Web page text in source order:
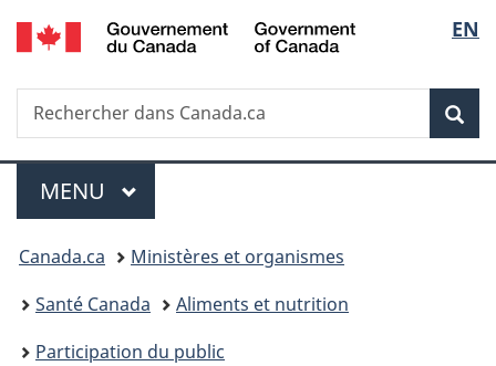
Passer
au
principal
Passer
à
Au
du
Passer
à
version
simplifiée
de
la
EN
Recherche
Rechercher
dans
Menu
MENU PRINCIPAL
Vous
êtes
ici :
Canada.ca
Ministères et organismes
Santé Canada
Aliments et nutrition
Participation du public